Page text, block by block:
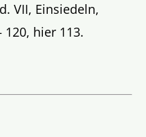
VII, Einsiedeln,
120, hier 113.